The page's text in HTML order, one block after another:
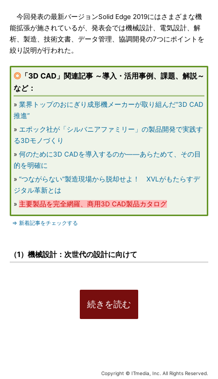
今回発表の最新バージョンSolid Edge 2019にはさまざまな機
能拡張が施されているが、発表会では機械設計、電気設計、解
析、製造、技術文書、データ管理、協調開発の7つにポイントを
絞り説明が行われた。
◎ 「3D CAD」関連記事 ～導入・活用事例、課題、解説～
など：
» 業界トップのおにぎり成形機メーカーが取り組んだ“3D CAD
推進”
» エポック社が「シルバニアファミリー」の製品開発で実践す
る3Dモノづくり
» 何のために3D CADを導入するのか――あらためて、その目
的を明確に
» “つながらない”製造現場から脱却せよ！ XVLがもたらすデ
ジタル革新とは
» 主要製品を完全網羅、商用3D CAD製品カタログ
⇒ 新着記事をチェックする
（1）機械設計：次世代の設計に向けて
続きを読む
Copyright © ITmedia, Inc. All Rights Reserved.